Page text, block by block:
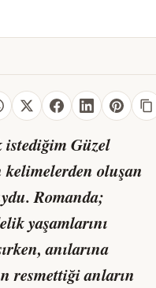
Güzel
kelimelerden oluşan
Romanda;
yaşamlarını
anılarına
resmettiği anların